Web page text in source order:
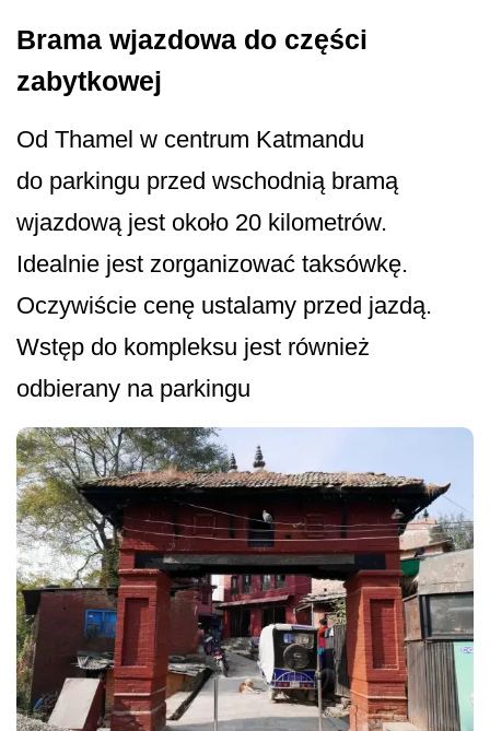
Brama wjazdowa do części
zabytkowej
Od Thamel w centrum Katmandu
do parkingu przed wschodnią bramą
wjazdową jest około 20 kilometrów.
Idealnie jest zorganizować taksówkę.
Oczywiście cenę ustalamy przed jazdą.
Wstęp do kompleksu jest również
odbierany na parkingu